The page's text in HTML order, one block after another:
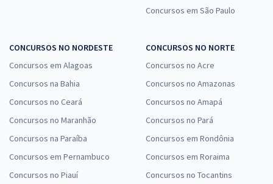
Concursos em São Paulo
CONCURSOS NO NORDESTE
Concursos em Alagoas
Concursos na Bahia
Concursos no Ceará
Concursos no Maranhão
Concursos na Paraíba
Concursos em Pernambuco
Concursos no Piauí
CONCURSOS NO NORTE
Concursos no Acre
Concursos no Amazonas
Concursos no Amapá
Concursos no Pará
Concursos em Rondônia
Concursos em Roraima
Concursos no Tocantins